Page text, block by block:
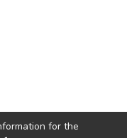
for the